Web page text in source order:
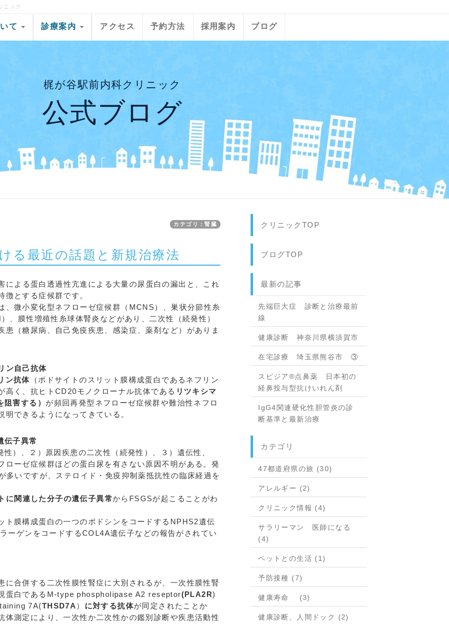
ニック
て 診療案内 アクセス 予約方法 採用案内 ブログ
梶が谷駅前内科クリニック
公式ブログ
カテゴリ：腎臓
る最近の話題と新規治療法
による蛋白透過性亢進による大量の尿蛋白の漏出と、これ
徴とする症候群です。
、微小変化型ネフローゼ症候群（MCNS）、巣状分節性糸
、膜性増殖性糸球体腎炎などがあり、二次性（続発性）
患（糖尿病、自己免疫疾患、感染症、薬剤など）がありま
ン自己抗体
ン抗体 （ポドサイトのスリット膜構成蛋白であるネフリン
高く、抗ヒトCD20モノクローナル抗体である リツキシマ
害する） が頻回再発型ネフローゼ症候群や難治性ネフロ
できるようになってきている。
伝子異常
）、２）原因疾患の二次性（続発性）、３）遺伝性、
ローゼ症候群ほどの蛋白尿を有さない原因不明がある。発
多いですが、ステロイド・免疫抑制薬抵抗性の臨床経過を
に関連した分子の遺伝子異常からFSGSが起こることがわ
ト膜構成蛋白の一つのポドシンをコードするNPHS2遺伝
ーゲンをコードするCOL4A遺伝子などの報告がされてい
に合併する二次性膜性腎症に大別されるが、一次性膜性腎
蛋白であるM-type phospholipase A2 reseptor(PLA2R)
7A(THSD7A ） に対する抗体が同定されたことか
体測定により、一次性か二次性かの鑑別診断や疾患活動性
クリニックTOP
ブログTOP
最新の記事
先端巨大症 診断と治療最前
線
健康診断 神奈川県横須賀市
在宅診療 埼玉県熊谷市 ③
スピジア®点鼻薬 日本初の
経鼻投与型抗けいれん剤
IgG4関連硬化性胆管炎の診
断基準と最新治療
カテゴリ
47都道府県の旅 (30)
アレルギー (2)
クリニック情報 (4)
サラリーマン 医師になる
(4)
ペットとの生活 (1)
予防接種 (7)
健康寿命 (3)
健康診断、人間ドック (2)